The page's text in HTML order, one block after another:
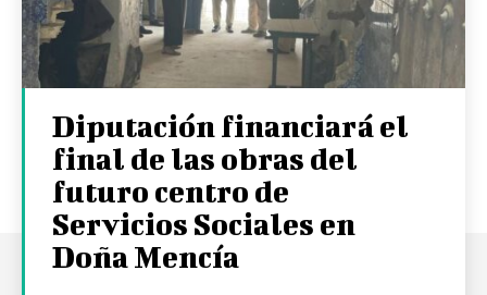
Diputación financiará el
final de las obras del
futuro centro de
Servicios Sociales en
Doña Mencía